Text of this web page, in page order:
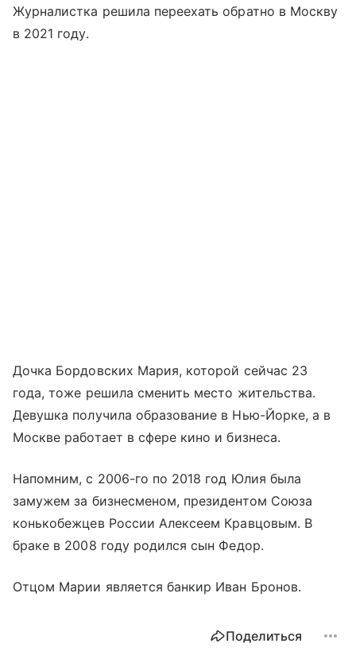
Журналистка решила переехать обратно в Москву
в 2021 году.
Дочка Бордовских Мария, которой сейчас 23
года, тоже решила сменить место жительства.
Девушка получила образование в Нью-Йорке, а в
Москве работает в сфере кино и бизнеса.
Напомним, с 2006-го по 2018 год Юлия была
замужем за бизнесменом, президентом Союза
конькобежцев России Алексеем Кравцовым. В
браке в 2008 году родился сын Федор.
Отцом Марии является банкир Иван Бронов.
Поделиться